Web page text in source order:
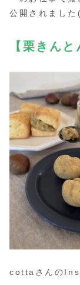
公開されました
【栗きん
cottaさんの